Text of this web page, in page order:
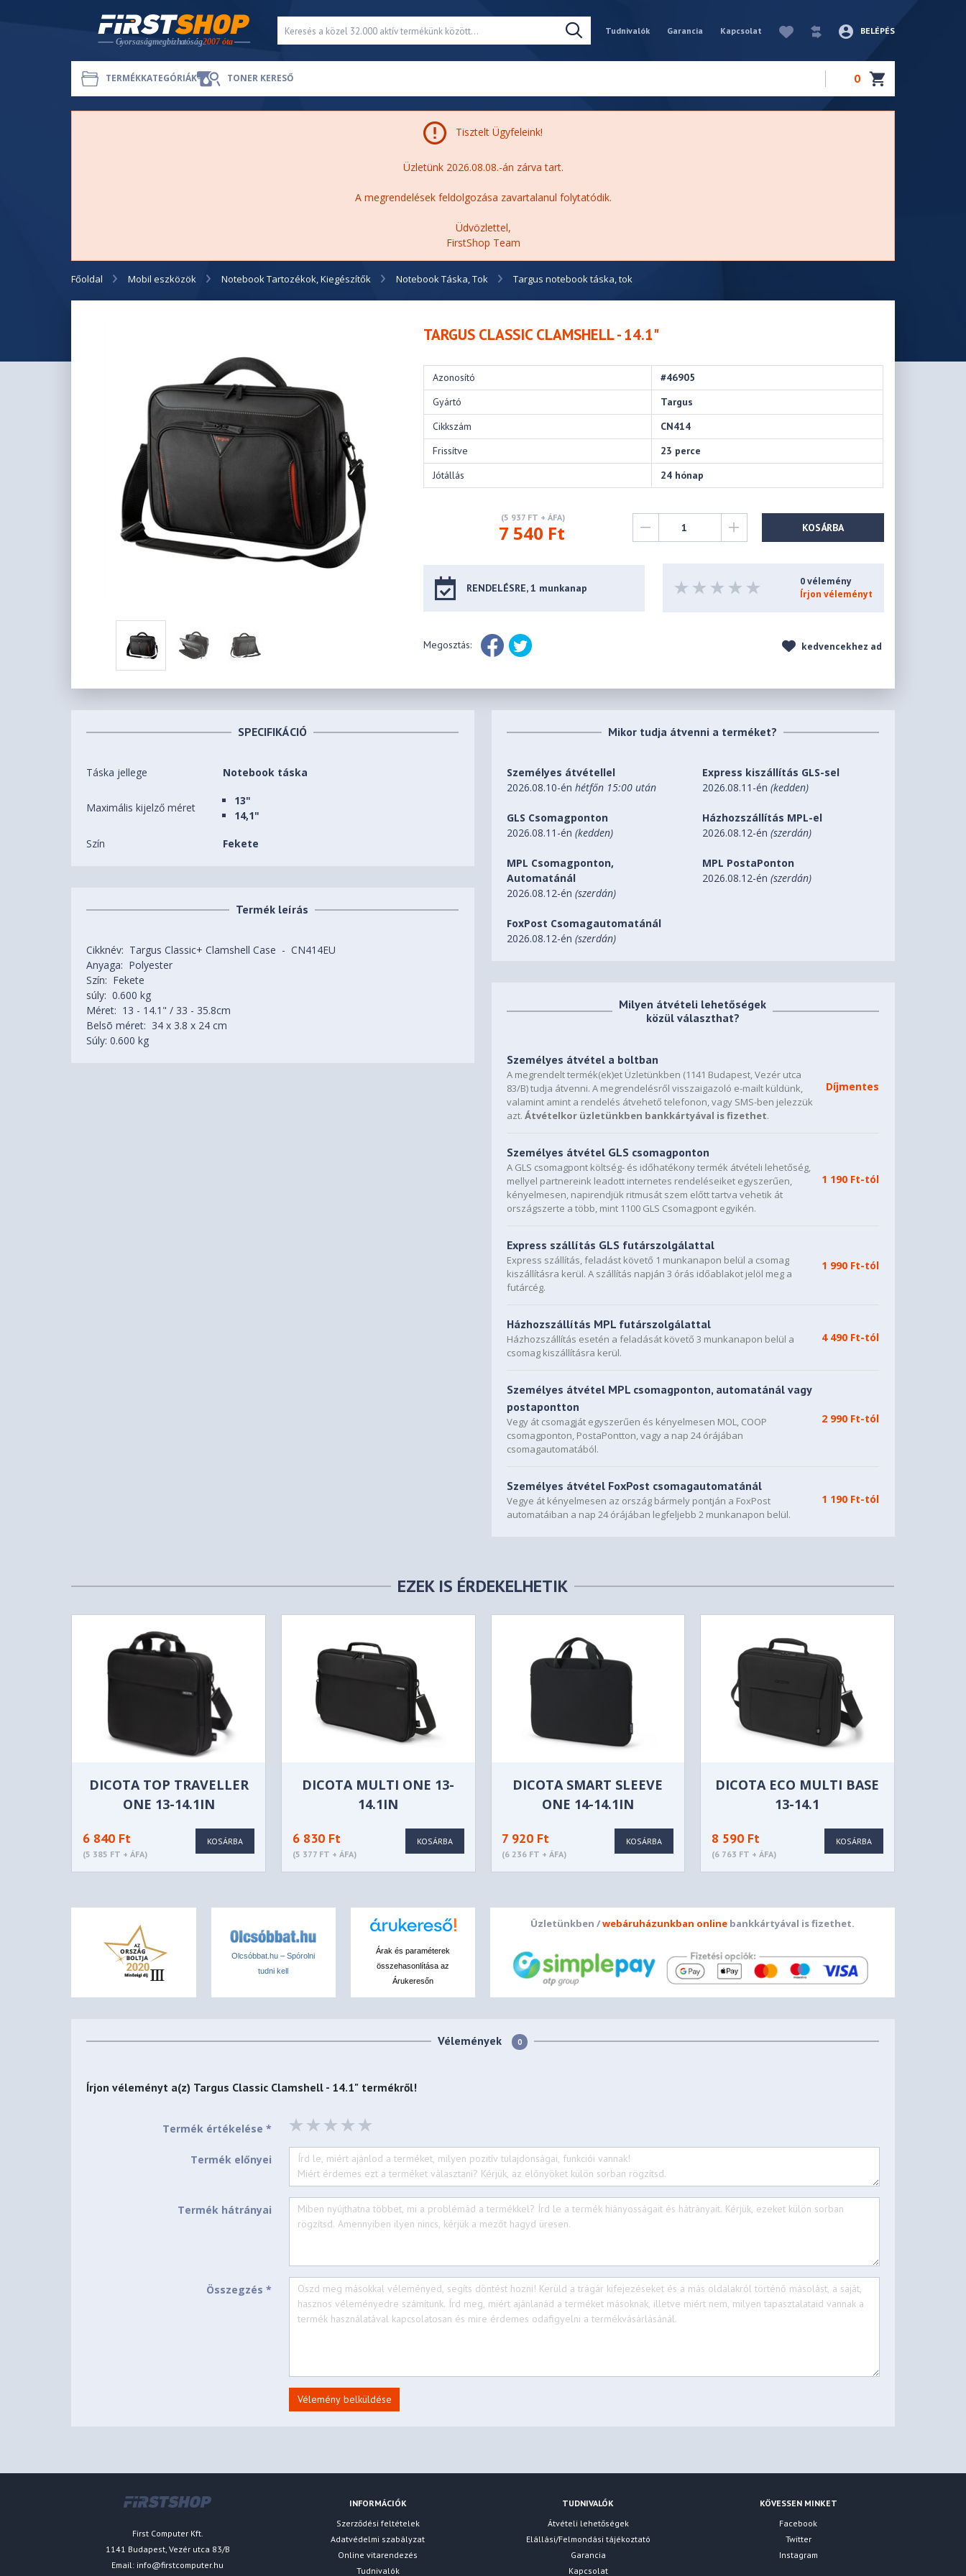
Tudnivalók Garancia Kapcsolat BELÉPÉS
TERMÉKKATEGÓRIÁK TONER KERESŐ 0
Tisztelt Ügyfeleink!
Üzletünk 2026.08.08.-án zárva tart.
A megrendelések feldolgozása zavartalanul folytatódik.
Üdvözlettel,
FirstShop Team
Főoldal Mobil eszközök Notebook Tartozékok, Kiegészítők Notebook Táska, Tok Targus notebook táska, tok
TARGUS CLASSIC CLAMSHELL - 14.1"
Azonosító
#46905
Gyártó
Targus
Cikkszám
CN414
Frissítve
23 perce
Jótállás
24 hónap
(5 937 FT + ÁFA)
7 540 Ft KOSÁRBA
RENDELÉSRE, 1 munkanap
0 vélemény
Írjon véleményt
Megosztás: kedvencekhez ad
SPECIFIKÁCIÓ
Táska jellege Notebook táska
Maximális kijelző méret
13"
14,1"
Szín Fekete
Termék leírás
Cikknév: Targus Classic+ Clamshell Case - CN414EU
Anyaga: Polyester
Szín: Fekete
súly: 0.600 kg
Méret: 13 - 14.1" / 33 - 35.8cm
Belsõ méret: 34 x 3.8 x 24 cm
Súly: 0.600 kg
Mikor tudja átvenni a terméket?
Személyes átvétellel
2026.08.10-énhétfőn 15:00 után
Express kiszállítás GLS-sel
2026.08.11-én (kedden)
GLS Csomagponton
2026.08.11-én(kedden)
Házhozszállítás MPL-el
2026.08.12-én (szerdán)
MPL Csomagponton,
Automatánál
2026.08.12-én(szerdán)
MPL PostaPonton
2026.08.12-én (szerdán)
FoxPost Csomagautomatánál
2026.08.12-én(szerdán)
Milyen átvételi lehetőségek
közül választhat?
Személyes átvétel a boltban
A megrendelt termék(ek)et Üzletünkben (1141 Budapest, Vezér utca
83/B) tudja átvenni. A megrendelésről visszaigazoló e-mailt küldünk,
valamint amint a rendelés átvehető telefonon, vagy SMS-ben jelezzük
azt.Átvételkor üzletünkben bankkártyával is fizethet.
Díjmentes
Személyes átvétel GLS csomagponton
A GLS csomagpont költség- és időhatékony termék átvételi lehetőség,
mellyel partnereink leadott internetes rendeléseiket egyszerűen,
kényelmesen, napirendjük ritmusát szem előtt tartva vehetik át
országszerte a több, mint 1100 GLS Csomagpont egyikén.
1 190 Ft-tól
Express szállítás GLS futárszolgálattal
Express szállítás, feladást követő 1 munkanapon belül a csomag
kiszállításra kerül. A szállítás napján 3 órás időablakot jelöl meg a
futárcég.
1 990 Ft-tól
Házhozszállítás MPL futárszolgálattal
Házhozszállítás esetén a feladását követő 3 munkanapon belül a
csomag kiszállításra kerül.
4 490 Ft-tól
Személyes átvétel MPL csomagponton, automatánál vagy
postapontton
Vegy át csomagját egyszerűen és kényelmesen MOL, COOP
csomagponton, PostaPontton, vagy a nap 24 órájában
csomagautomatából.
2 990 Ft-tól
Személyes átvétel FoxPost csomagautomatánál
Vegye át kényelmesen az ország bármely pontján a FoxPost
automatáiban a nap 24 órájában legfeljebb 2 munkanapon belül.
1 190 Ft-tól
EZEK IS ÉRDEKELHETIK
DICOTA TOP TRAVELLER
ONE 13-14.1IN
6 840 Ft
(5 385 FT + ÁFA)
KOSÁRBA
DICOTA MULTI ONE 13-
14.1IN
6 830 Ft
(5 377 FT + ÁFA)
KOSÁRBA
DICOTA SMART SLEEVE
ONE 14-14.1IN
7 920 Ft
(6 236 FT + ÁFA)
KOSÁRBA
DICOTA ECO MULTI BASE
13-14.1
8 590 Ft
(6 763 FT + ÁFA)
KOSÁRBA
Olcsóbbat.hu – Spórolni
tudni kell
Árak és paraméterek
összehasonlítása az
Árukeresőn
Üzletünkben /webáruházunkban online bankkártyával is fizethet.
Vélemények 0
Írjon véleményt a(z) Targus Classic Clamshell - 14.1" termékről!
Termék értékelése *
Termék előnyei
Termék hátrányai
Összegzés *
Vélemény belküldése
First Computer Kft.
1141 Budapest, Vezér utca 83/B
Email: info@firstcomputer.hu
INFORMÁCIÓK
Szerződési feltételek
Adatvédelmi szabályzat
Online vitarendezés
Tudnivalók
TUDNIVALÓK
Átvételi lehetőségek
Elállási/Felmondási tájékoztató
Garancia
Kapcsolat
KÖVESSEN MINKET
Facebook
Twitter
Instagram